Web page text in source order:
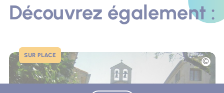
Découvrez également :
PhotoSUR PLACE